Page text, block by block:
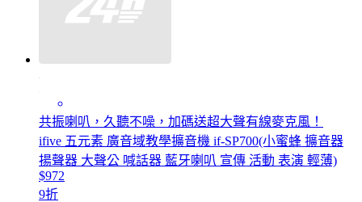
共振喇叭，久聽不噪，加碼送超大聲有線麥克風！
ifive 五元素 廣音域教學擴音機 if-SP700(小蜜蜂 擴音器
揚聲器 大聲公 喊話器 藍牙喇叭 宣傳 活動 表演 輕薄)
$972
9折